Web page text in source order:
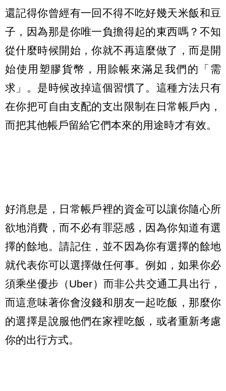
還記得你曾經有一回不得不吃好幾天米飯和豆
子，因為那是你唯一負擔得起的東西嗎？不知
從什麼時候開始，你就不再這麼做了，而是開
始使用塑膠貨幣，用賒帳來滿足我們的「需
求」。是時候改掉這個習慣了。這種方法只有
在你把可自由支配的支出限制在日常帳戶內，
而把其他帳戶留給它們本來的用途時才有效。
好消息是，日常帳戶裡的資金可以讓你隨心所
欲地消費，而不必有罪惡感，因為你知道有選
擇的餘地。請記住，並不因為你有選擇的餘地
就代表你可以選擇做任何事。例如，如果你必
須乘坐優步（Uber）而非公共交通工具出行，
而這意味著你會沒錢和朋友一起吃飯，那麼你
的選擇是說服他們在家裡吃飯，或者重新考慮
你的出行方式。